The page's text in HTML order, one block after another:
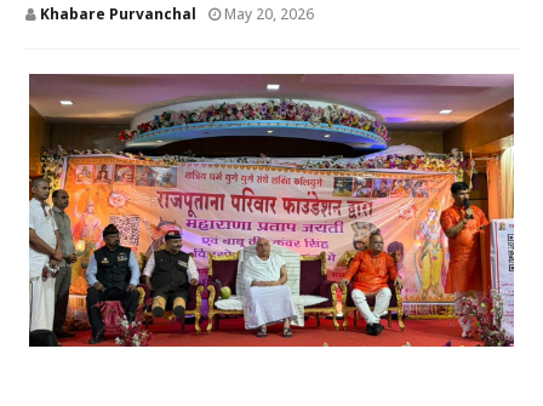
Khabare Purvanchal May 20, 2026